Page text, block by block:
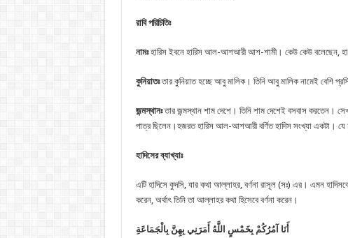
রাবি পরিচিতিঃ
নামঃহারিস ইবনে হারিস আল-আশআরী আশ-শামী। কেউ কেউ বলেছেন,
কুনিয়াতঃতার কুনিয়াত হচ্ছে আবু মালিক। তিনি আবু মালিক নামেই বেশি
জন্মস্থানঃতার জন্মস্থান শাম দেশে। তিনি শাম দেশেই বসবাস করতেন।
পাত্র ছিলেন।হজরত হারিস আল-আশআরী বর্ণিত হাদিস সংখ্যা একটা। যে
হাদিসের ব্যাখ্যাঃ
এটি হাদিসে কুদসি, যার কথা আল্লাহর, বর্ণনা রাসূল (সঃ) এর। এমন
করেন, অর্থাৎ তিনি তা আল্লাহর কথা হিসেবে বর্ণনা করেন।
أَنَا آمُرُكُمْ بِخَمْسٍ اللَّهُ أَمَرَنِي بِهِنَّ بِالْجَمَاعَةِ